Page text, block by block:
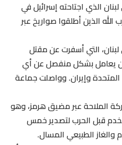
الذي اجتاحته إسرائيل في
الذين أطلقوا صواريخ عبر
التي أسفرت عن مقتل
أن يعامل بشكل منفصل عن أي
المتحدة وإيران. وواصلت جماعة
الملاحة عبر مضيق هرمز، وهو
قبل ​الحرب لتصدير خمس
والغاز الطبيعي المسال.